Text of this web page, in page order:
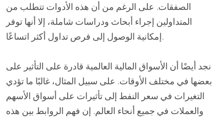
الصفقات. على الرغم من أن هذه الأدوات تتطلب من
المتداولين إجراء أبحاث ودراسات شاملة، إلا أنها توفر
إمكانية الوصول إلى فرص تداول أكثر اتساعًا.
نجد أيضًا أن الأسواق المالية العالمية قادرة على التأثير على
بعضها في مختلف الأوقات. على سبيل المثال، غالبًا ما تؤدي
التغيرات في سعر النفط إلى تأثيرات على أسواق الأسهم
والعملات في جميع أنحاء العالم. إن فهم الروابط بين هذه